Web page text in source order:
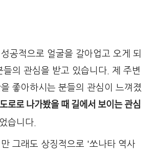
공적으로 얼굴을 갈아업고 오게 되
들의 관심을 받고 있습니다. 제 주변
좋아하시는 분들의 관심이 느껴졌
로로 나가봤을 때 길에서 보이는 관심
습니다.
그래도 상징적으로 '쏘나타 역사